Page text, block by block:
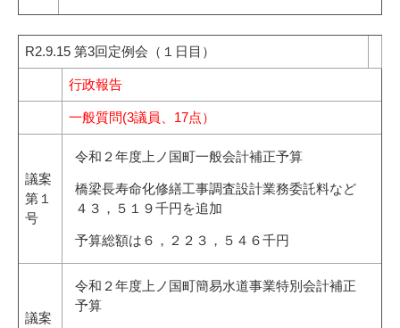
R2.9.15 第3回定例会（１日目）
行政報告
一般質問(3議員、17点）
議案
第１
号
令和２年度上ノ国町一般会計補正予算
橋梁長寿命化修繕工事調査設計業務委託料など
４３，５１９千円を追加
予算総額は６，２２３，５４６千円
議案
令和２年度上ノ国町簡易水道事業特別会計補正
予算